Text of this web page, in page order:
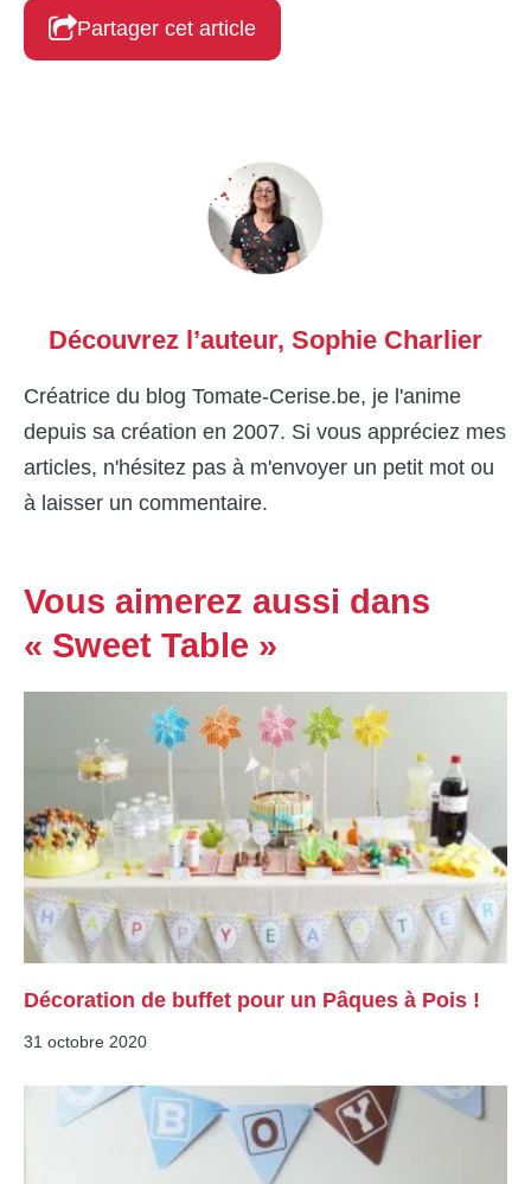
Partager cet article
Découvrez l’auteur, Sophie Charlier
Créatrice du blog Tomate-Cerise.be, je l'anime
depuis sa création en 2007. Si vous appréciez mes
articles, n'hésitez pas à m'envoyer un petit mot ou
à laisser un commentaire.
Vous aimerez aussi dans
« Sweet Table »
Décoration de buffet pour un Pâques à Pois !
31 octobre 2020